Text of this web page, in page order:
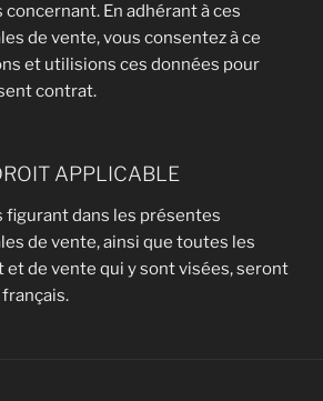
En adhérant à ces
de vente, vous consentez à ce
et utilisions ces données pour
contrat.
APPLICABLE
figurant dans les présentes
de vente, ainsi que toutes les
et de vente qui y sont visées, seront